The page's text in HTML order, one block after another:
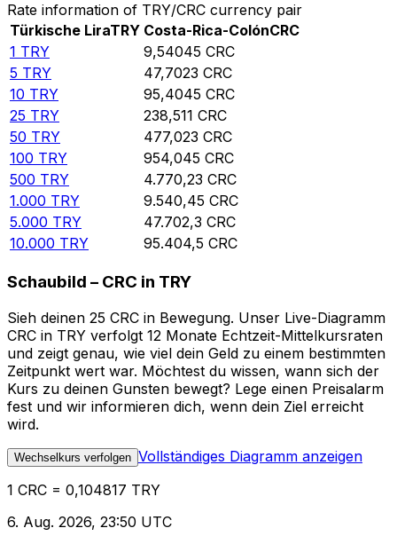
Rate information of TRY/CRC currency pair
Türkische LiraTRY Costa-Rica-ColónCRC
1 TRY 9,54045 CRC
5 TRY 47,7023 CRC
10 TRY 95,4045 CRC
25 TRY 238,511 CRC
50 TRY 477,023 CRC
100 TRY 954,045 CRC
500 TRY 4.770,23 CRC
1.000 TRY 9.540,45 CRC
5.000 TRY 47.702,3 CRC
10.000 TRY 95.404,5 CRC
Schaubild – CRC in TRY
Sieh deinen 25 CRC in Bewegung. Unser Live-Diagramm
CRC in TRY verfolgt 12 Monate Echtzeit-Mittelkursraten
und zeigt genau, wie viel dein Geld zu einem bestimmten
Zeitpunkt wert war. Möchtest du wissen, wann sich der
Kurs zu deinen Gunsten bewegt? Lege einen Preisalarm
fest und wir informieren dich, wenn dein Ziel erreicht
wird.
Wechselkurs verfolgen Vollständiges Diagramm anzeigen
1 CRC = 0,104817 TRY
6. Aug. 2026, 23:50 UTC